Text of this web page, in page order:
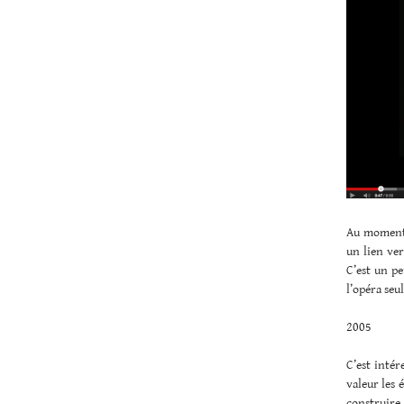
Au
un lien
C’est un
l’opéra
2005
C’est
valeur les